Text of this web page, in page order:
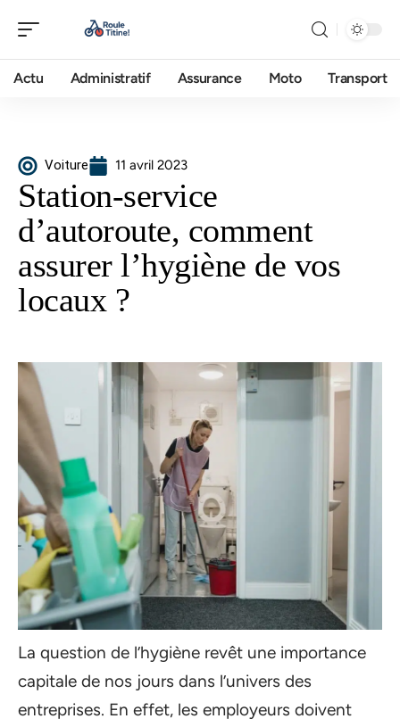
Actu Administratif Assurance Moto Transport
Voiture 11 avril 2023
Station-service
d’autoroute, comment
assurer l’hygiène de vos
locaux ?
La question de l’hygiène revêt une importance
capitale de nos jours dans l’univers des
entreprises. En effet, les employeurs doivent